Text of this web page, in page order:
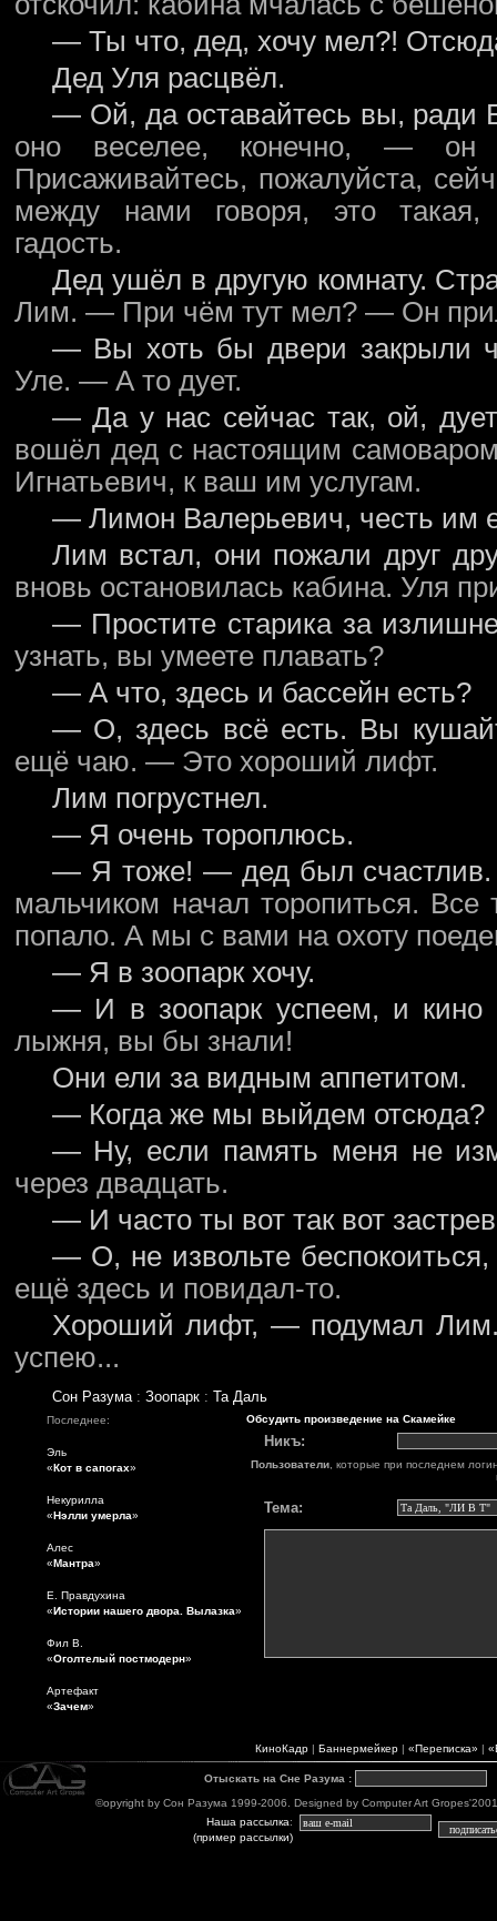
— Ты что, дед, хочу мел?!
Дед Уля расцвёл.
— Ой, да оставайтесь вы, ради
оно веселее, конечно, — он
Присаживайтесь, пожалуйста,
между нами говоря, это такая,
гадость.
Дед ушёл в другую комнату.
Лим. — При чём тут мел? — Он
— Вы хоть бы двери закрыли
Уле. — А то дует.
— Да у нас сейчас так, ой,
вошёл дед с настоящим
Игнатьевич, к ваш им услугам.
— Лимон Валерьевич, честь им
Лим встал, они пожали друг
вновь остановилась кабина. Уля
— Простите старика за
узнать, вы умеете плавать?
— А что, здесь и бассейн есть?
— О, здесь всё есть. Вы
ещё чаю. — Это хороший лифт.
Лим погрустнел.
— Я очень тороплюсь.
— Я тоже! — дед был
мальчиком начал торопиться.
попало. А мы с вами на охоту
— Я в зоопарк хочу.
— И в зоопарк успеем, и кино
лыжня, вы бы знали!
Они ели за видным аппетитом.
— Когда же мы выйдем отсюда?
— Ну, если память меня не
через двадцать.
— И часто ты вот так вот
— О, не извольте
ещё здесь и повидал-то.
Хороший лифт, — подумал
успею...
Сон Разума: Зоопарк: Та Даль
Последнее:
Эль
«Кот в сапогах»
Некурилла
«Нэлли умерла»
Алес
«Мантра»
Е. Правдухина
«Истории нашего двора. Вылазка»
Фил В.
«Оголтелый постмодерн»
Артефакт
«Зачем»
Обсудить произведение на Скамейке
Никъ:
Пользователи , которые при последнем
Тема:
КиноКадр | Баннермейкер | «Переписка» |
Отыскать на Сне Разума :
©opyright by Сон Разума 1999-2006. Designed by Computer Art
Наша рассылка:
(пример рассылки)